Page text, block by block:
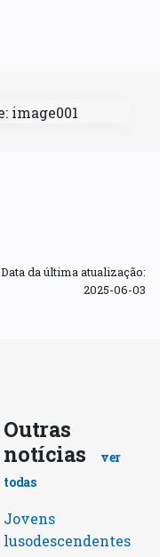
Data da última atualização:
2025-06-03
Outras
notícias
ver
todas
Jovens
lusodescendentes